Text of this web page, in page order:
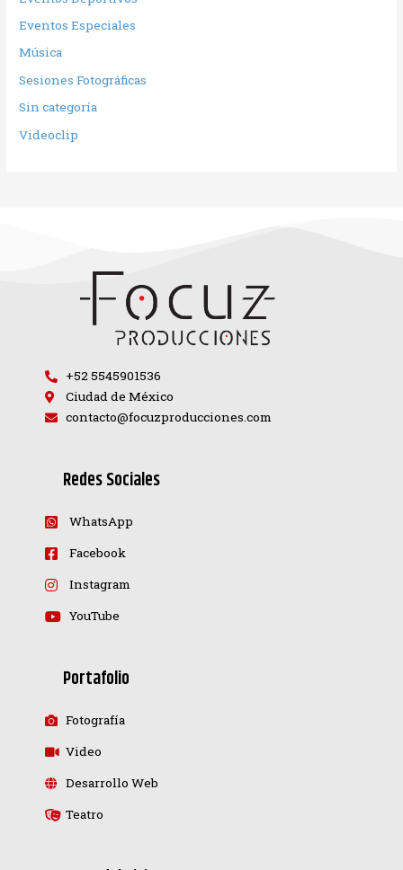
Eventos Especiales
Música
Sesiones Fotográficas
Sin categoría
Videoclip
+52 5545901536
Ciudad de México
contacto@focuzproducciones.com
Redes Sociales
WhatsApp
Facebook
Instagram
YouTube
Portafolio
Fotografía
Video
Desarrollo Web
Teatro